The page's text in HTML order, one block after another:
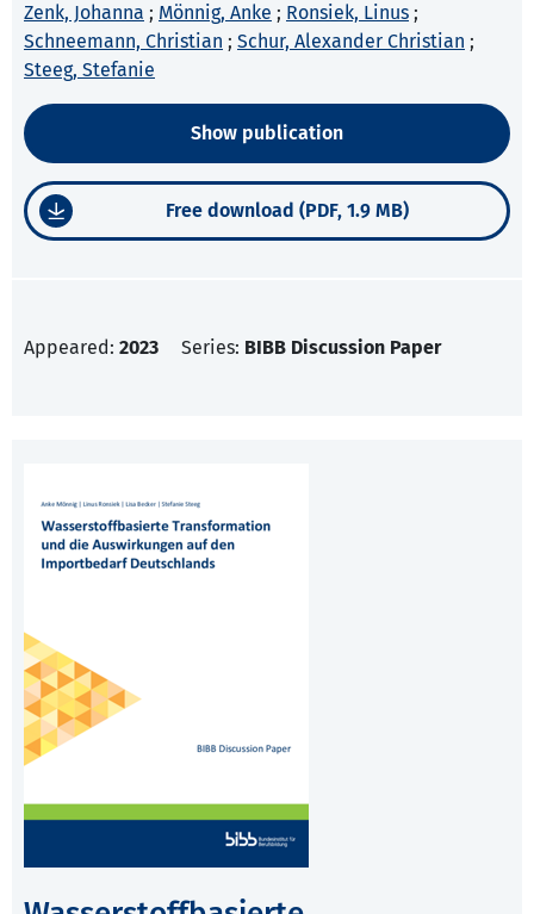
Zenk, Johanna ; Mönnig, Anke ; Ronsiek, Linus ;
Schneemann, Christian ; Schur, Alexander Christian ;
Steeg, Stefanie
Show publication
Free download (PDF, 1.9 MB)
Appeared: 2023 Series: BIBB Discussion Paper